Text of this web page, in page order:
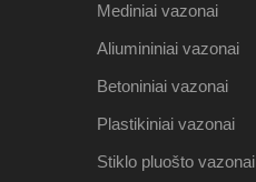
Mediniai vazonai
Aliumininiai vazonai
Betoniniai vazonai
Plastikiniai vazonai
Stiklo pluošto vazonai